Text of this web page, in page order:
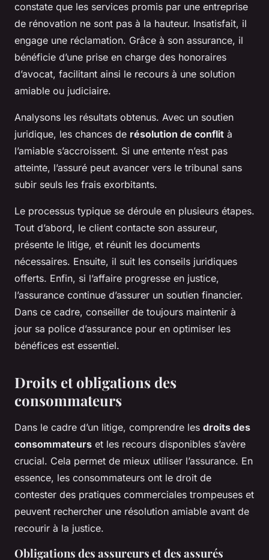
constate que les services promis par une entreprise
de rénovation ne sont pas à la hauteur. Insatisfait, il
engage une réclamation. Grâce à son assurance, il
bénéficie d’une prise en charge des honoraires
d’avocat, facilitant ainsi le recours à une solution
amiable ou judiciaire.
Analysons les résultats obtenus. Avec un soutien
juridique, les chances de résolution de conflit à
l’amiable s’accroissent. Si une entente n’est pas
atteinte, l’assuré peut avancer vers le tribunal sans
subir seuls les frais exorbitants.
Le processus typique se déroule en plusieurs étapes.
Tout d’abord, le client contacte son assureur,
présente le litige, et réunit les documents
nécessaires. Ensuite, il suit les conseils juridiques
offerts. Enfin, si l’affaire progresse en justice,
l’assurance continue d’assurer un soutien financier.
Dans ce cadre, conseiller de toujours maintenir à
jour sa police d’assurance pour en optimiser les
bénéfices est essentiel.
Droits et obligations des
consommateurs
Dans le cadre d’un litige, comprendre les droits des
consommateurs et les recours disponibles s’avère
crucial. Cela permet de mieux utiliser l’assurance. En
essence, les consommateurs ont le droit de
contester des pratiques commerciales trompeuses et
peuvent rechercher une résolution amiable avant de
recourir à la justice.
Obligations des assureurs et des assurés